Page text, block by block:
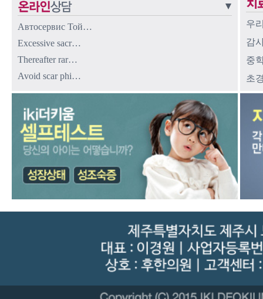
Автосервис Той…
Excessive sacr…
Thereafter rar…
Avoid scar phi…
우
감
중
초